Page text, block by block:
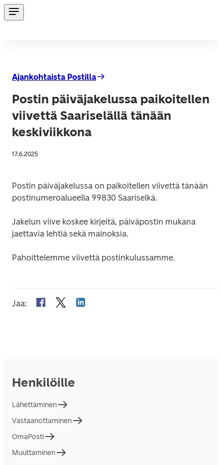
Ajankohtaista Postilla
Postin päiväjakelussa paikoitellen
viivettä Saariselällä tänään
keskiviikkona
17.6.2025
Postin päiväjakelussa on paikoitellen viivettä tänään
postinumeroalueella 99830 Saariselkä.
Jakelun viive koskee kirjeitä, päiväpostin mukana
jaettavia lehtiä sekä mainoksia.
Pahoittelemme viivettä postinkulussamme.
Jaa:
Henkilöille
Lähettäminen
Vastaanottaminen
OmaPosti
Muuttaminen